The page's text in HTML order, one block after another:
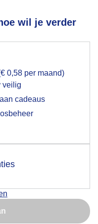
wil je verder
0,58 per maand)
veilig
cadeaus
zojuist opgekomen
voor het
op hebt gegeven,
je browser waarin
popup
later